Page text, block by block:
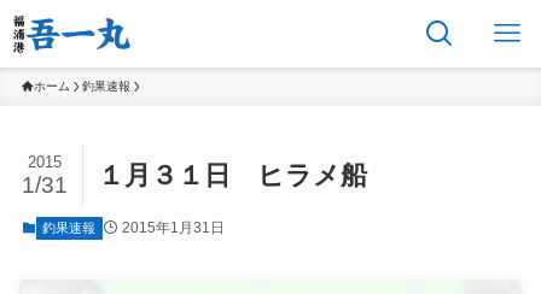
ホーム 釣果速報
１月３１日 ヒラメ船
2015
1/31
釣果速報 2015年1月31日